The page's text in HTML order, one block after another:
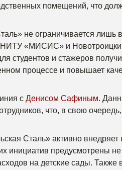
помещений, что
не ограничивается
НИТУ «МИСИС» и
студентов и стажеров
процессе и повышает
с Денисом Сафиным.
что, в свою
Сталь» активно
инициатив предусмотрены
на детские сады.